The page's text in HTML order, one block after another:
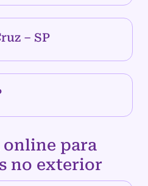
– SP
online para
no exterior